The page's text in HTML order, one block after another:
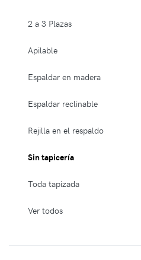
2 a 3 Plazas
Apilable
Espaldar en madera
Espaldar reclinable
Rejilla en el respaldo
Sin tapicería
Toda tapizada
Ver todos